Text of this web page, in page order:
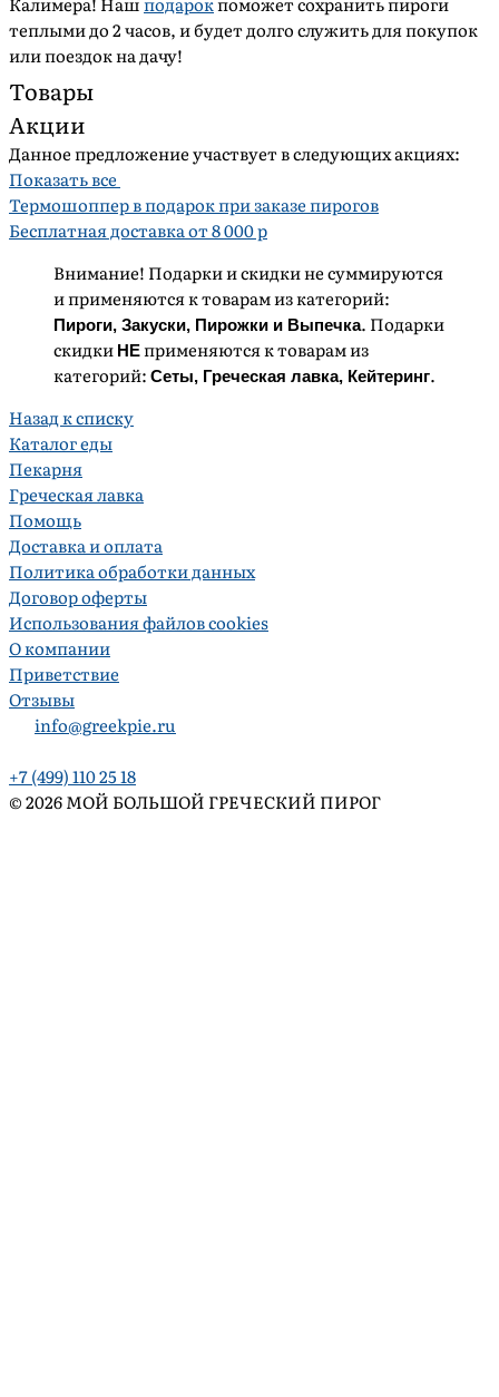
теплыми до 2 часов, и будет долго служить для покупок
или поездок на дачу!
Товары
Сортировка
По популярности
По рейтингу
По алфавиту
По алфавиту
От Я до А
Сначала дешевле
Сначала дороже
Вид отображения
Сортировать
По популярности
покупают
По рейтингу
По алфавитуОт А до Я
По алфавитуОт Я до А
Сначала дешевле
Сначала дороже
Сортировка
Акции
Данное предложение участвует в следующих акциях:
Показать все
Термошоппер в подарок при заказе пирогов
Бесплатная доставка от 8 000 р
Внимание! Подарки и скидки не суммируются
и применяются к товарам из категорий:
Пироги, Закуски, Пирожки и Выпечка. Подарки
скидки НЕприменяются к товарам из
категорий: Сеты, Греческая лавка, Кейтеринг.
Назад к списку
Каталог еды
Пекарня
Греческая лавка
Помощь
Доставка и оплата
Политика обработки данных
Договор оферты
Использования файлов cookies
О компании
Приветствие
Отзывы
info@greekpie.ru
+7 (499) 110 25 18
© 2026 МОЙ БОЛЬШОЙ ГРЕЧЕСКИЙ ПИРОГ